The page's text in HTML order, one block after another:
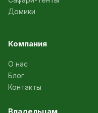
Домики
Компания
О нас
Блог
Контакты